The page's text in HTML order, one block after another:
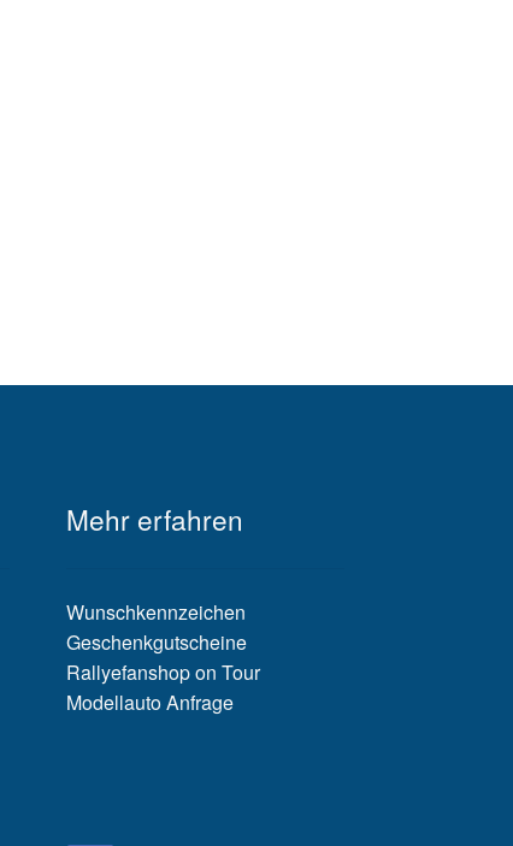
Mehr erfahren
Wunschkennzeichen
Geschenkgutscheine
Rallyefanshop on Tour
Modellauto Anfrage